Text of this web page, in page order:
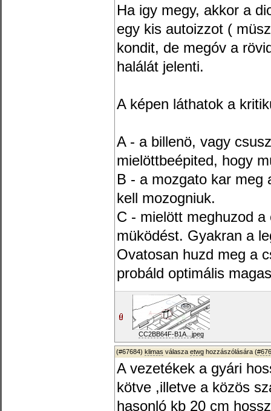
Ha igy megy, akkor a
egy kis autoizzot (
kondit, de megóv a
halálát jelenti.
A képen láthatok a
A - a billenö, vagy
mielöttbeépited, hogy
B - a mozgato kar meg
kell mozogniuk.
C - mielött meghuzod
müködést. Gyakran a
Ovatosan huzd meg a
probáld optimális
CC2BB64F-B1A...jpeg
(#67684) klimas válasza etwg hozzászólására (
A vezetékek a gyári
kötve ,illetve a közös
hasonló kb 20 cm